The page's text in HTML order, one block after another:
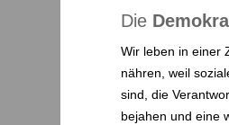
Die
Wir leben in einer
nähren, weil
sind, die
bejahen und eine